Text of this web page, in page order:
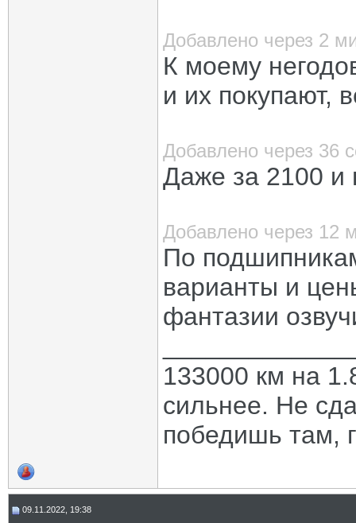
Добавлено через 2
К моему
и их покупают,
Добавлено через 36
Даже за 2100 и
Добавлено через 12
По
варианты и
фантазии
133000 км на
сильнее. Не
победишь там,
09.11.2022, 19:38